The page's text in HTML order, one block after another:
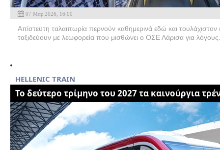
07 Μαρ 2026, 16:00
Απίστευτη ταλαιπωρία περνούν καθημερινά εδώ και
ταξιδεύουν με λεωφορεία που μισθώνει ο ΟΣΕ Λάρισα για
HELLENIC TRAIN
Το δεύτερο τρίμηνο του 2027 τα καινούργια